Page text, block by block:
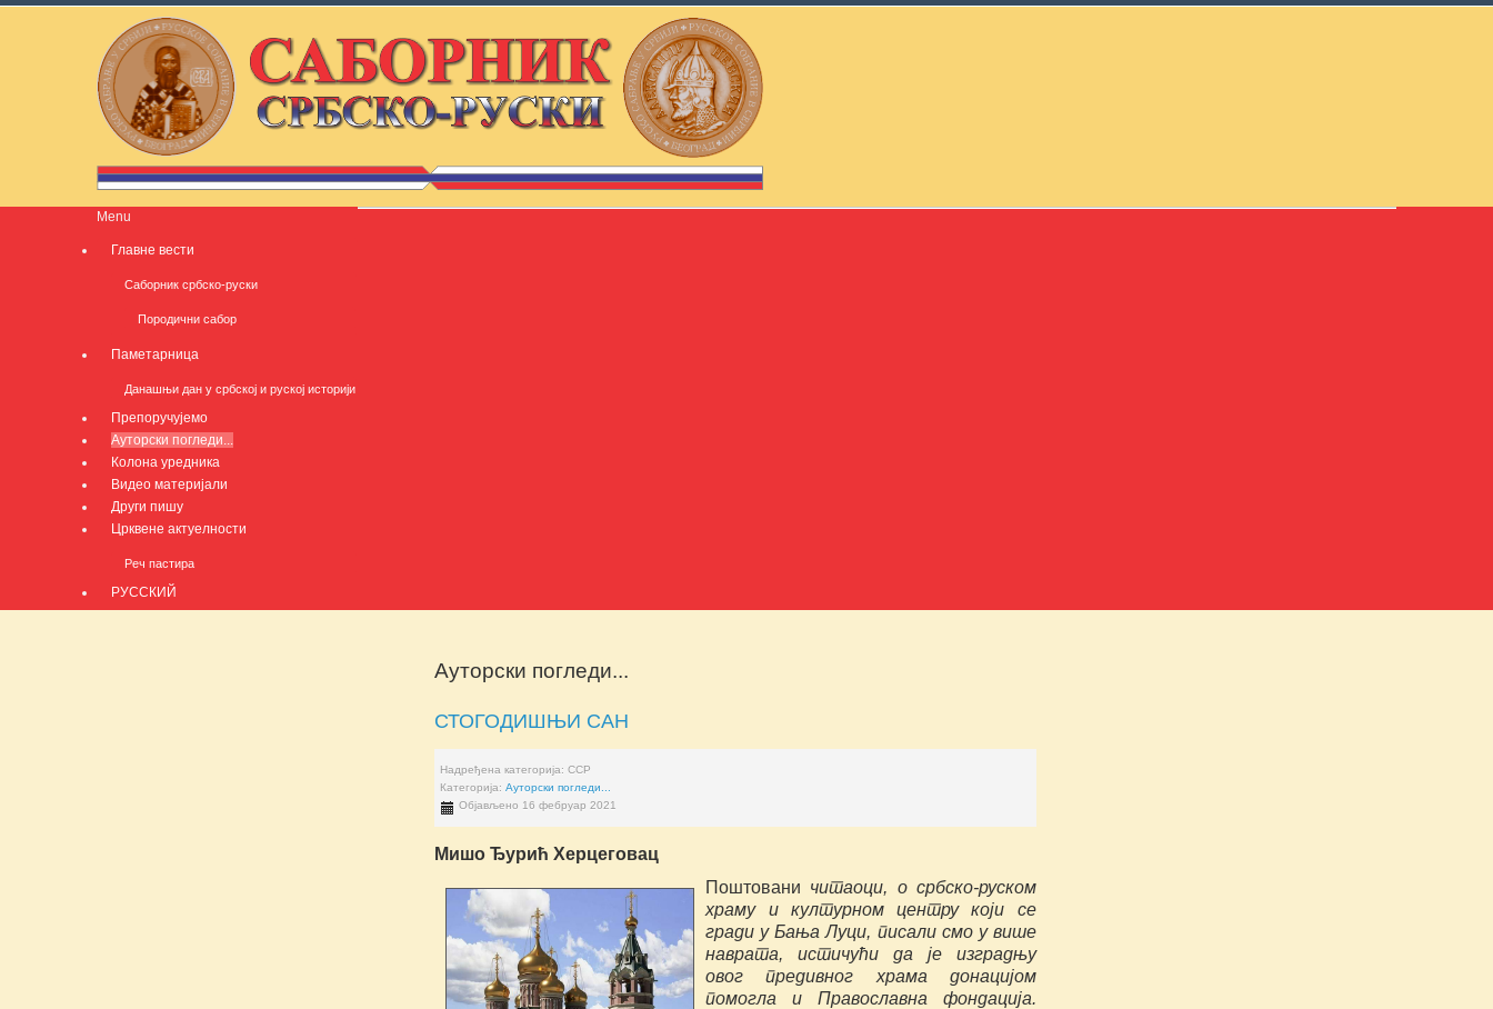
Menu
Главне вести
Саборник србско-руски
Породични сабор
Паметарница
Данашњи дан у србској и руској историји
Препоручујемо
Ауторски погледи...
Колона уредника
Видео материјали
Други пишу
Црквене актуелности
Реч пастира
РУССКИЙ
Ауторски погледи...
СТОГОДИШЊИ САН
Надређена категорија:ССР
Категорија:Ауторски погледи...
Објављено 16 фебруар 2021
Мишо Ђурић Херцеговац
Поштовани читаоци, о србско-руском
храму и културном центру који се
гради у Бања Луци, писали смо у више
наврата, истичући да је изградњу
овог предивног храма донацијом
помогла и Православна фондација.